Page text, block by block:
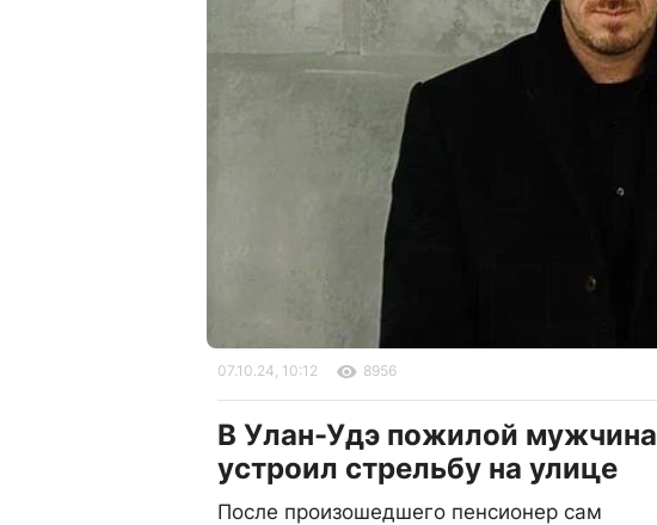
07.10.24, 10:12 8956
В Улан-Удэ пожилой мужчина
устроил стрельбу на улице
После произошедшего пенсионер сам